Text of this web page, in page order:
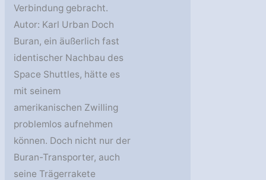
Verbindung gebracht.
Autor: Karl Urban Doch
Buran, ein äußerlich fast
identischer Nachbau des
Space Shuttles, hätte es
mit seinem
amerikanischen Zwilling
problemlos aufnehmen
können. Doch nicht nur der
Buran-Transporter, auch
seine Trägerrakete